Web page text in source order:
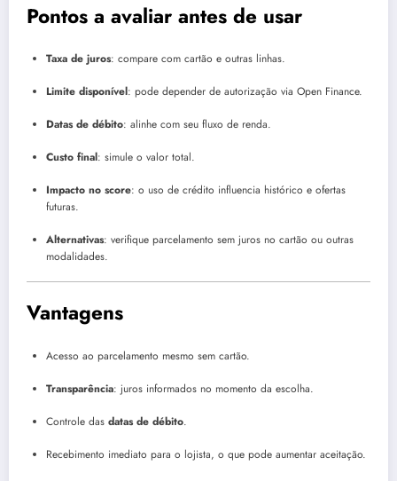
Pontos a avaliar antes de usar
Taxa de juros: compare com cartão e outras linhas.
Limite disponível: pode depender de autorização via Open Finance.
Datas de débito: alinhe com seu fluxo de renda.
Custo final: simule o valor total.
Impacto no score: o uso de crédito influencia histórico e ofertas
futuras.
Alternativas: verifique parcelamento sem juros no cartão ou outras
modalidades.
Vantagens
Acesso ao parcelamento mesmo sem cartão.
Transparência: juros informados no momento da escolha.
Controle das datas de débito.
Recebimento imediato para o lojista, o que pode aumentar aceitação.